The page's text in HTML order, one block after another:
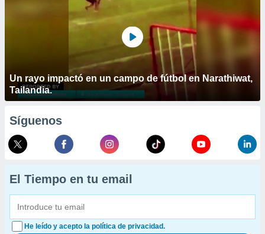
Un rayo impactó en un campo de fútbol en Narathiwat,
Tailandia.
Síguenos
El Tiempo en tu email
He leído y acepto la política de privacidad.